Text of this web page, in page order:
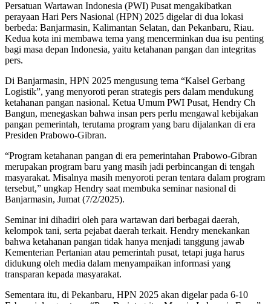
Persatuan Wartawan Indonesia (PWI) Pusat mengakibatkan
perayaan Hari Pers Nasional (HPN) 2025 digelar di dua lokasi
berbeda: Banjarmasin, Kalimantan Selatan, dan Pekanbaru, Riau.
Kedua kota ini membawa tema yang mencerminkan dua isu penting
bagi masa depan Indonesia, yaitu ketahanan pangan dan integritas
pers.
Di Banjarmasin, HPN 2025 mengusung tema “Kalsel Gerbang
Logistik”, yang menyoroti peran strategis pers dalam mendukung
ketahanan pangan nasional. Ketua Umum PWI Pusat, Hendry Ch
Bangun, menegaskan bahwa insan pers perlu mengawal kebijakan
pangan pemerintah, terutama program yang baru dijalankan di era
Presiden Prabowo-Gibran.
“Program ketahanan pangan di era pemerintahan Prabowo-Gibran
merupakan program baru yang masih jadi perbincangan di tengah
masyarakat. Misalnya masih menyoroti peran tentara dalam program
tersebut,” ungkap Hendry saat membuka seminar nasional di
Banjarmasin, Jumat (7/2/2025).
Seminar ini dihadiri oleh para wartawan dari berbagai daerah,
kelompok tani, serta pejabat daerah terkait. Hendry menekankan
bahwa ketahanan pangan tidak hanya menjadi tanggung jawab
Kementerian Pertanian atau pemerintah pusat, tetapi juga harus
didukung oleh media dalam menyampaikan informasi yang
transparan kepada masyarakat.
Sementara itu, di Pekanbaru, HPN 2025 akan digelar pada 6-10